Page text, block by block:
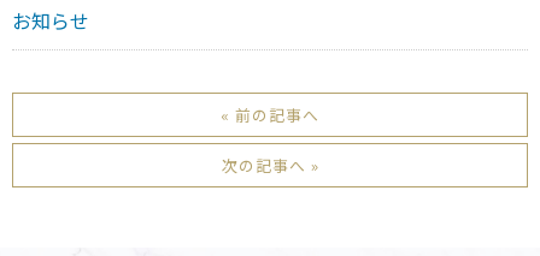
お知らせ
« 前の記事へ
次の記事へ »